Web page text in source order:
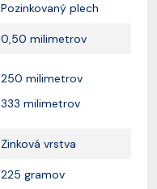
Pozinkovaný plech
0,50 milimetrov
250 milimetrov
333 milimetrov
Zinková vrstva
225 gramov